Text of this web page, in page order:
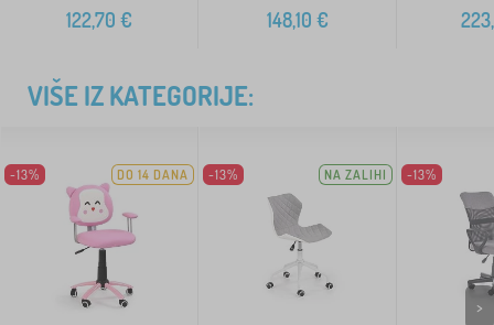
122,70 € 148,10 €
VIŠE IZ KATEGORIJE:
-13% DO 14 DANA -13% NA ZALIHI -13%
>